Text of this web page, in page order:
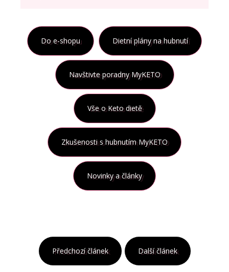
Do e-shopu Dietní plány na hubnutí
Navštivte poradny MyKETO
Vše o Keto dietě
Zkušenosti s hubnutím MyKETO
Novinky a články
Předchozí článek Další článek